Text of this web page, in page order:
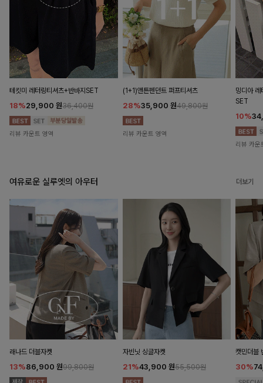
테킷미 레터링티셔츠+반바지SET
18%29,900 원36,400원
리뷰 카운트 영역
(1+1)앤튼펜던트 퍼프티셔츠
28%35,900 원49,800원
리뷰 카운트 영역
밍디아 레
SET
10%
리뷰 카운
여유로운 실루엣의 아우터 더보기
래나드 더블자켓
13%86,900 원99,800원
자빈닛 싱글자켓
21%43,900 원55,500원
캣민더블
30%